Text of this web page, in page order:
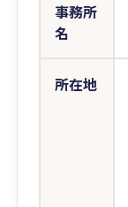
事務所
名
所在地